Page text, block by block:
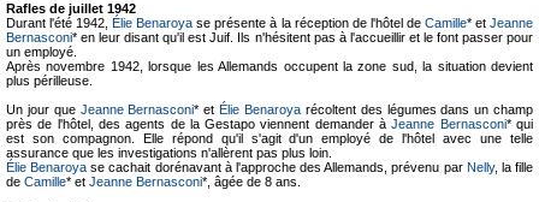
Rafles de juillet 1942
Durant l'été 1942,Élie Benaroya se présente à la réception de l'hôtel de Camille* etJeanne
Bernasconi* en leur disant qu'il est Juif. Ils n'hésitent pas à l'accueillir et le font passer pour
un employé.
Après novembre 1942, lorsque les Allemands occupent la zone sud, la situation devient
plus périlleuse.
Un jour que Jeanne Bernasconi* etÉlie Benaroyarécoltent des légumes dans un champ
près de l'hôtel, des agents de la Gestapo viennent demander àJeanne Bernasconi* qui
est son compagnon. Elle répond qu'il s'agit d'un employé de l'hôtel avec une telle
assurance que les investigations n'allèrent pas plus loin.
Élie Benaroya se cachait dorénavant à l'approche des Allemands, prévenu par Nelly, la fille
de Camille* et Jeanne Bernasconi*, âgée de 8 ans.